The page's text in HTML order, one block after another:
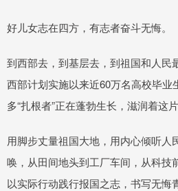
好儿女志在四方，有志者奋斗无悔。
到西部去，到基层去，到祖国和人
西部计划实施以来近60万名高校毕业
多“扎根者”正在蓬勃生长，滋润着这
用脚步丈量祖国大地，用内心倾听人
唤，从田间地头到工厂车间，从科技
以实际行动践行报国之志，书写无悔